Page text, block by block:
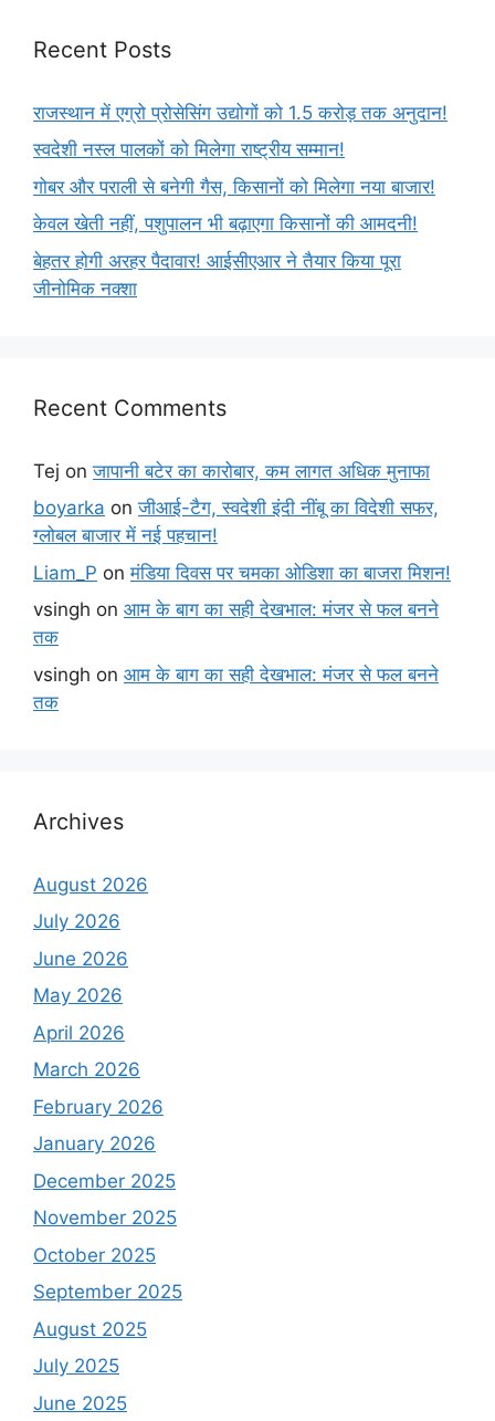
Recent Posts
राजस्थान में एग्रो प्रोसेसिंग उद्योगों को 1.5 करोड़ तक अनुदान!
स्वदेशी नस्ल पालकों को मिलेगा राष्ट्रीय सम्मान!
गोबर और पराली से बनेगी गैस, किसानों को मिलेगा नया बाजार!
केवल खेती नहीं, पशुपालन भी बढ़ाएगा किसानों की आमदनी!
बेहतर होगी अरहर पैदावार! आईसीएआर ने तैयार किया पूरा
जीनोमिक नक्शा
Recent Comments
Tej onजापानी बटेर का कारोबार, कम लागत अधिक मुनाफा
boyarka onजीआई-टैग, स्वदेशी इंदी नींबू का विदेशी सफर,
ग्लोबल बाजार में नई पहचान!
Liam_P onमंडिया दिवस पर चमका ओडिशा का बाजरा मिशन!
vsingh on आम के बाग का सही देखभाल: मंजर से फल बनने
तक
vsingh on आम के बाग का सही देखभाल: मंजर से फल बनने
तक
Archives
August 2026
July 2026
June 2026
May 2026
April 2026
March 2026
February 2026
January 2026
December 2025
November 2025
October 2025
September 2025
August 2025
July 2025
June 2025